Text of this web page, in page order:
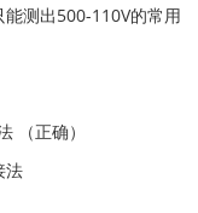
测出500-110V的常用
（正确）
法